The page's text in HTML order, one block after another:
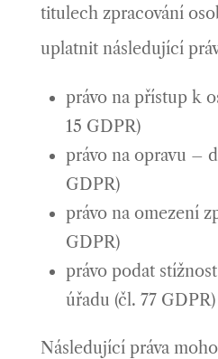
titulech zpracování
uplatnit následující
právo na přístup k
15 GDPR)
právo na opravu –
GDPR)
právo na omezení
GDPR)
právo podat
úřadu (čl. 77 GDPR)
Následující práva